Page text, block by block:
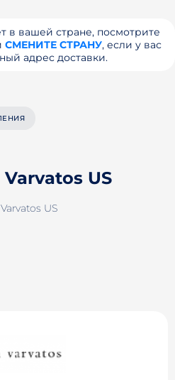
в вашей стране, посмотрите
СМЕНИТЕ СТРАНУ, если у вас
адрес доставки.
US
US